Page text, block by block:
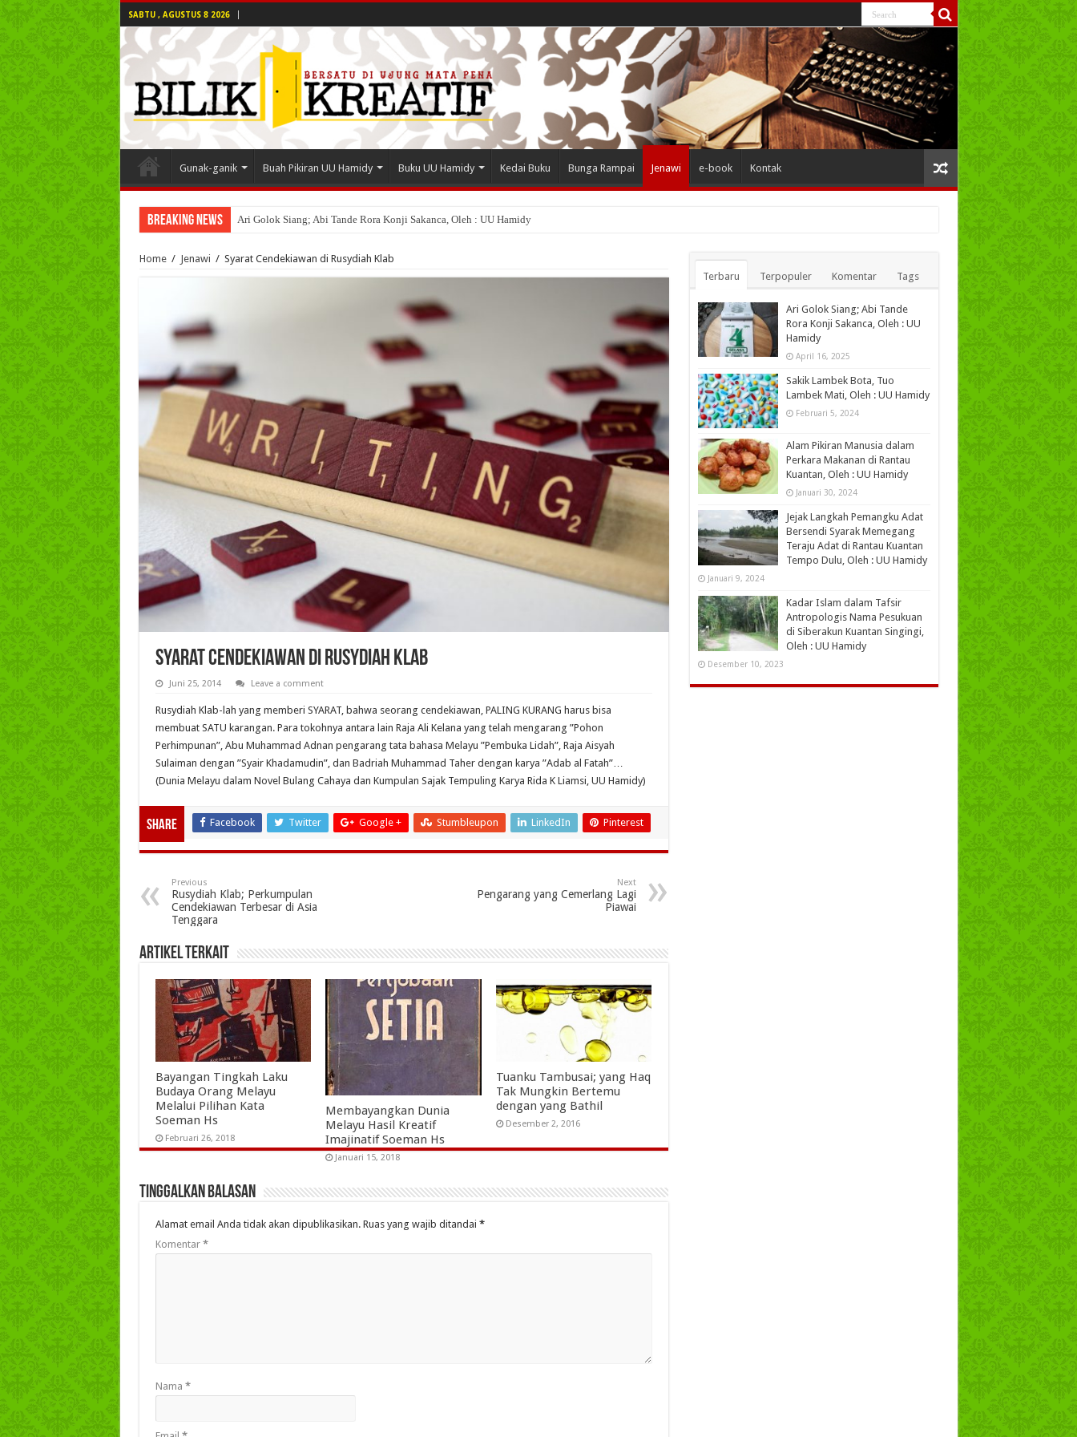
SABTU , AGUSTUS 8 2026
Gunak-ganik Buah Pikiran UU Hamidy Buku UU Hamidy Kedai Buku Bunga Rampai Jenawi e-book Kontak
Breaking News Ari Golok Siang; Abi Tande Rora Konji Sakanca, Oleh : UU Hamidy
Home / Jenawi / Syarat Cendekiawan di Rusydiah Klab
Syarat Cendekiawan di Rusydiah Klab
Juni 25, 2014 Leave a comment
Rusydiah Klab-lah yang memberi SYARAT, bahwa seorang cendekiawan, PALING KURANG harus bisa
membuat SATU karangan. Para tokohnya antara lain Raja Ali Kelana yang telah mengarang ”Pohon
Perhimpunan”, Abu Muhammad Adnan pengarang tata bahasa Melayu ”Pembuka Lidah”, Raja Aisyah
Sulaiman dengan ”Syair Khadamudin”, dan Badriah Muhammad Taher dengan karya ”Adab al Fatah”…
(Dunia Melayu dalam Novel Bulang Cahaya dan Kumpulan Sajak Tempuling Karya Rida K Liamsi, UU Hamidy)
Share Facebook Twitter Google + Stumbleupon LinkedIn Pinterest
Previous
Rusydiah Klab; Perkumpulan
Cendekiawan Terbesar di Asia
Tenggara
Next
Pengarang yang Cemerlang Lagi
Piawai
Artikel Terkait
Bayangan Tingkah Laku
Budaya Orang Melayu
Melalui Pilihan Kata
Soeman Hs
Februari 26, 2018
Membayangkan Dunia
Melayu Hasil Kreatif
Imajinatif Soeman Hs
Januari 15, 2018
Tuanku Tambusai; yang Haq
Tak Mungkin Bertemu
dengan yang Bathil
Desember 2, 2016
Tinggalkan Balasan
Alamat email Anda tidak akan dipublikasikan. Ruas yang wajib ditandai *
Komentar *
Nama *
Terbaru Terpopuler Komentar Tags
Ari Golok Siang; Abi Tande
Rora Konji Sakanca, Oleh : UU
Hamidy
April 16, 2025
Sakik Lambek Bota, Tuo
Lambek Mati, Oleh : UU Hamidy
Februari 5, 2024
Alam Pikiran Manusia dalam
Perkara Makanan di Rantau
Kuantan, Oleh : UU Hamidy
Januari 30, 2024
Jejak Langkah Pemangku Adat
Bersendi Syarak Memegang
Teraju Adat di Rantau Kuantan
Tempo Dulu, Oleh : UU Hamidy
Januari 9, 2024
Kadar Islam dalam Tafsir
Antropologis Nama Pesukuan
di Siberakun Kuantan Singingi,
Oleh : UU Hamidy
Desember 10, 2023